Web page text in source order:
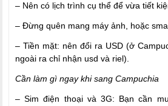
– Nên có lịch trình cụ thể để vừa tiết
– Đừng quên mang máy ảnh, hoặc
– Tiền mặt: nên đổi ra USD (ở
ngoài ra chỉ nhận usd và riel).
Cần làm gì ngay khi sang Campuchia
– Sim điện thoại và 3G: Bạn cần